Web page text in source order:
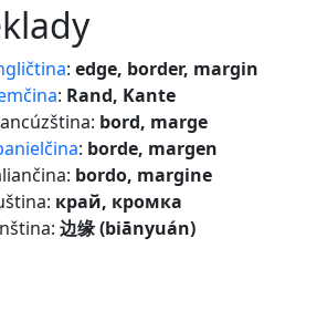
: edge, border, margin
: Rand, Kante
bord, marge
: borde, margen
bordo, margine
край, кромка
边缘 (biānyuán)